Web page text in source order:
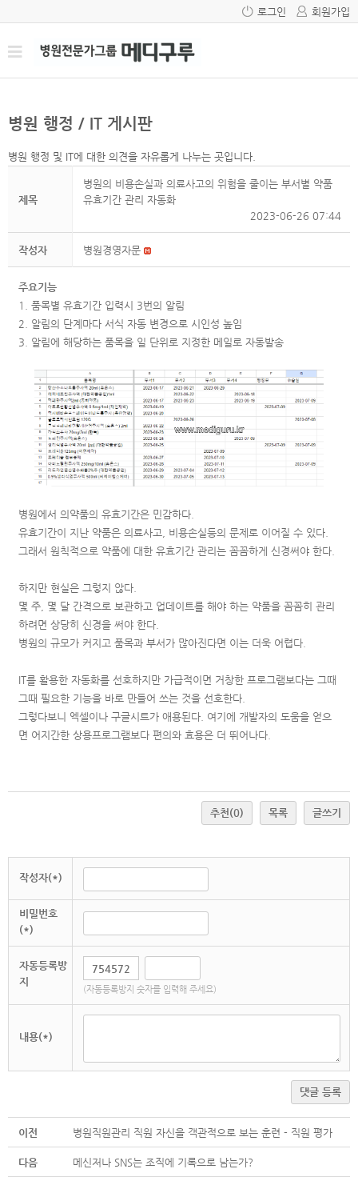
로그인 회원가입
병원 행정 / IT 게시판
병원 행정 및 IT에 대한 의견을 자유롭게 나누는 곳입니다.
제목
병원의 비용손실과 의료사고의 위험을 줄이는 부서별 약품
유효기간 관리 자동화
2023-06-26 07:44
작성자 병원경영자문
주요기능
1. 품목별 유효기간 입력시 3번의 알림
2. 알림의 단계마다 서식 자동 변경으로 시인성 높임
3. 알림에 해당하는 품목을 일 단위로 지정한 메일로 자동발송
병원에서 의약품의 유효기간은 민감하다.
유효기간이 지난 약품은 의료사고, 비용손실등의 문제로 이어질 수 있다.
그래서 원칙적으로 약품에 대한 유효기간 관리는 꼼꼼하게 신경써야 한다.
하지만 현실은 그렇지 않다.
몇 주, 몇 달 간격으로 보관하고 업데이트를 해야 하는 약품을 꼼꼼히 관리
하려면 상당히 신경을 써야 한다.
병원의 규모가 커지고 품목과 부서가 많아진다면 이는 더욱 어렵다.
IT를 활용한 자동화를 선호하지만 가급적이면 거창한 프로그램보다는 그때
그때 필요한 기능을 바로 만들어 쓰는 것을 선호한다.
그렇다보니 엑셀이나 구글시트가 애용된다. 여기에 개발자의 도움을 얻으
면 어지간한 상용프로그램보다 편의와 효용은 더 뛰어나다.
추천(0) 목록 글쓰기
작성자(*)
비밀번호
(*)
자동등록방
지
(자동등록방지 숫자를 입력해 주세요)
내용(*)
댓글 등록
이전 병원직원관리 직원 자신을 객관적으로 보는 훈련 - 직원 평가
다음 메신저나 SNS는 조직에 기록으로 남는가?